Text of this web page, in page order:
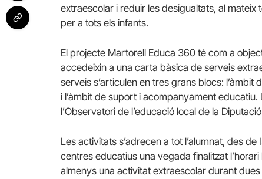
extraescolar i reduir les desigualtats, al
per a tots els infants.
El projecte Martorell Educa 360 té com a
accedeixin a una carta bàsica de serveis
serveis s’articulen en tres grans blocs: l’àmbit
i l’àmbit de suport i acompanyament educatiu.
l’Observatori de l’educació local de la
Les activitats s’adrecen a tot l’alumnat, des
centres educatius una vegada finalitzat
almenys una activitat extraescolar durant